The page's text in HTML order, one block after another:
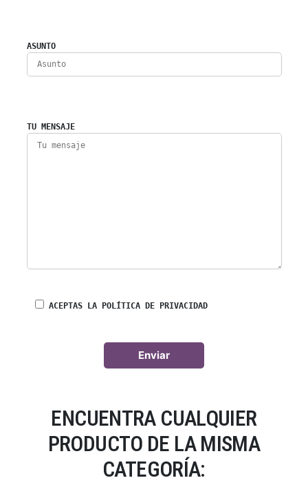
ASUNTO
TU MENSAJE
ACEPTAS LA POLÍTICA DE PRIVACIDAD
ENCUENTRA CUALQUIER
PRODUCTO DE LA MISMA
CATEGORÍA: